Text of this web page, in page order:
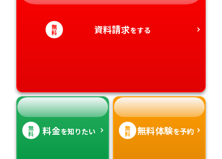
静岡県
愛知県
和歌山県
徳島県
香川県
高知県
大分県
宮崎県
沖縄県
無
料 資料請求をする
無
料 料金を知りたい 無
料 無料体験を予約